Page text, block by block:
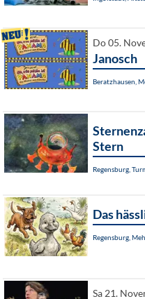
Do 05.
Janosch
Beratzhausen,
Stern
Regensburg,
Das
Regensburg,
Sa 21.